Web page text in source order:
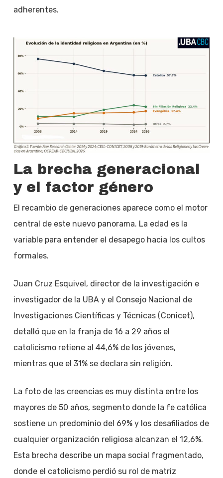
adherentes.
La brecha generacional
y el factor género
El recambio de generaciones aparece como el motor
central de este nuevo panorama. La edad es la
variable para entender el desapego hacia los cultos
formales.
Juan Cruz Esquivel, director de la investigación e
investigador de la UBA y el Consejo Nacional de
Investigaciones Científicas y Técnicas (Conicet),
detalló que en la franja de 16 a 29 años el
catolicismo retiene al 44,6% de los jóvenes,
mientras que el 31% se declara sin religión.
La foto de las creencias es muy distinta entre los
mayores de 50 años, segmento donde la fe católica
sostiene un predominio del 69% y los desafiliados de
cualquier organización religiosa alcanzan el 12,6%.
Esta brecha describe un mapa social fragmentado,
donde el catolicismo perdió su rol de matriz